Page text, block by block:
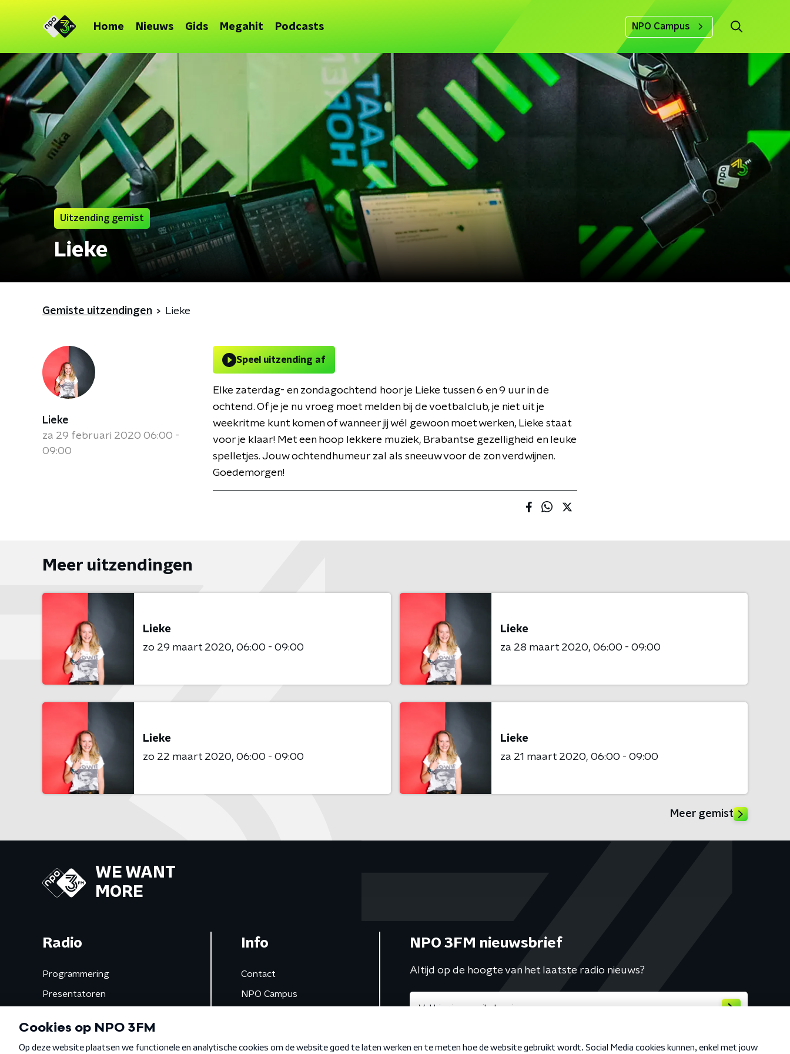
Home Nieuws Gids Megahit Podcasts NPO Campus
Uitzending gemist
Lieke
Gemiste uitzendingen Lieke
Lieke
za 29 februari 2020 06:00 -
09:00
Speel uitzending af
Elke zaterdag- en zondagochtend hoor je Lieke tussen 6 en 9 uur in de
ochtend. Of je je nu vroeg moet melden bij de voetbalclub, je niet uit je
weekritme kunt komen of wanneer jij wél gewoon moet werken, Lieke staat
voor je klaar! Met een hoop lekkere muziek, Brabantse gezelligheid en leuke
spelletjes. Jouw ochtendhumeur zal als sneeuw voor de zon verdwijnen.
Goedemorgen!
Meer uitzendingen
Lieke
zo 29 maart 2020 06:00 - 09:00
Lieke
za 28 maart 2020 06:00 - 09:00
Lieke
zo 22 maart 2020 06:00 - 09:00
Lieke
za 21 maart 2020 06:00 - 09:00
Meer gemist
WE WANT
MORE
Radio
Programmering
Presentatoren
Gemist
Info
Contact
NPO Campus
NPO 3FM nieuwsbrief
Altijd op de hoogte van het laatste radio nieuws?